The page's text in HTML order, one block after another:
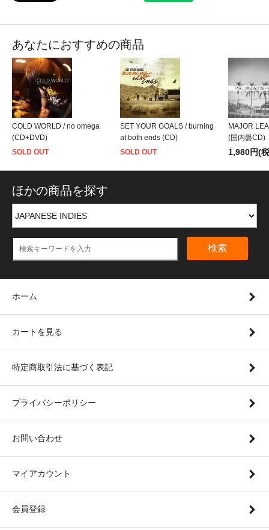
あなたにおすすめの商品
COLD WORLD / no omega
(CD+DVD)
SOLD OUT
SET YOUR GOALS / burning
at both ends (CD)
SOLD OUT
MAJOR
(国内盤CD)
1,980円(
ほかの商品を探す
検索
ホーム
カートを見る
特定商取引法に基づく表記
プライバシーポリシー
お問い合わせ
マイアカウント
会員登録